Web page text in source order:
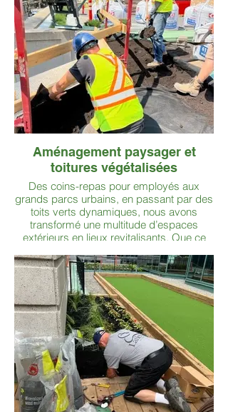
Aménagement paysager et
toitures végétalisées
Des coins-repas pour employés aux
grands parcs urbains, en passant par des
toits verts dynamiques, nous avons
transformé une multitude d’espaces
extérieurs en lieux revitalisants. Que ce
paysage qui fait forte impression, nos
espaces verts marquent les esprits. Avec
Lafleur, votre première impression
compte!